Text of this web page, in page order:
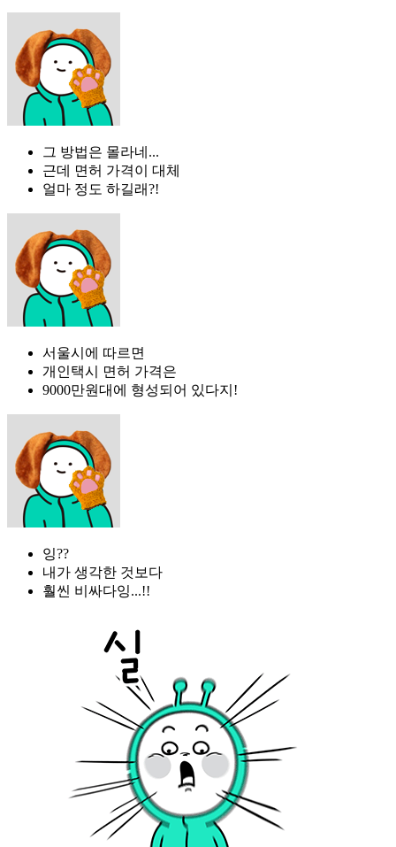
그 방법은 몰라네...
근데 면허 가격이 대체
얼마 정도 하길래?!
서울시에 따르면
개인택시 면허 가격은
9000만원대에 형성되어 있다지!
잉??
내가 생각한 것보다
훨씬 비싸다잉...!!